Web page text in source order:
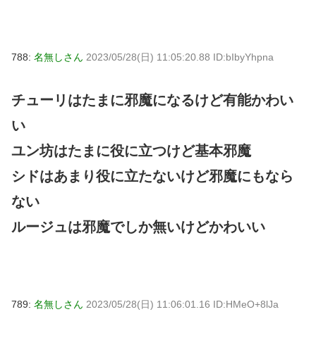
788: 名無しさん 2023/05/28(日) 11:05:20.88 ID:bIbyYhpna
チューリはたまに邪魔になるけど有能かわい
い
ユン坊はたまに役に立つけど基本邪魔
シドはあまり役に立たないけど邪魔にもなら
ない
ルージュは邪魔でしか無いけどかわいい
789: 名無しさん 2023/05/28(日) 11:06:01.16 ID:HMeO+8lJa